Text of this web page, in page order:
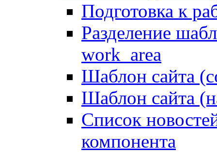
Подготовка к
Разделение
work_area
Шаблон сайта
Шаблон сайта
Список
компонента